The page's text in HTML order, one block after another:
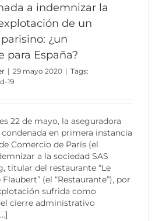
a indemnizar la
de un
¿un
para España?
| 29 mayo 2020 | Tags:
19
22 de mayo, la aseguradora
condenada en primera instancia
Comercio de París (el
a la sociedad SAS
titular del restaurante “Le
(el “Restaurante”), por
sufrida como
cierre administrativo